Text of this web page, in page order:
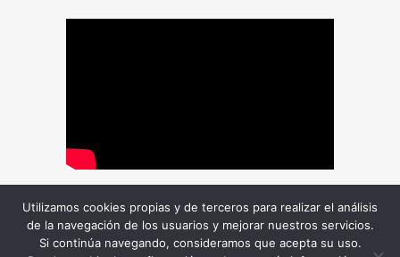
Colabora en el curso:
Utilizamos cookies propias y de terceros para realizar el análisis
de la navegación de los usuarios y mejorar nuestros servicios.
Si continúa navegando, consideramos que acepta su uso.